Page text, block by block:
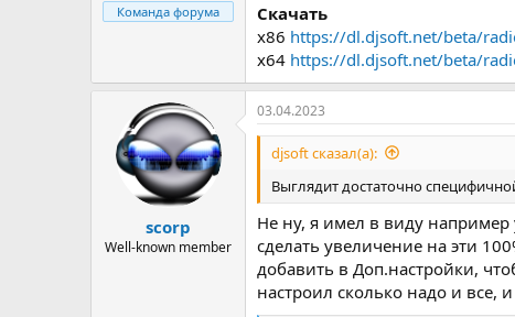
Команда форума
Скачать
x86 https://dl.djsoft.net/beta/
x64 https://dl.djsoft.net/beta/
scorp
Well-known member
03.04.2023
djsoft сказал(а):
Выглядит достаточно
Не ну, я имел в виду например
сделать увеличение на эти
добавить в Доп.настройки,
настроил сколько надо и